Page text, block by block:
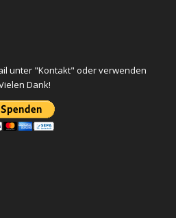
unter "Kontakt" oder verwenden
Dank!